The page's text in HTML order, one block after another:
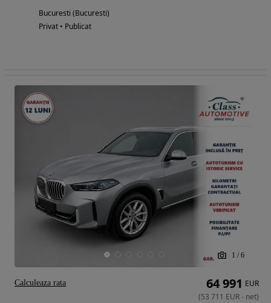
Bucuresti (Bucuresti)
Privat • Publicat
1 / 6
64 991 EUR
(53 711 EUR- net)
Calculeaza rata